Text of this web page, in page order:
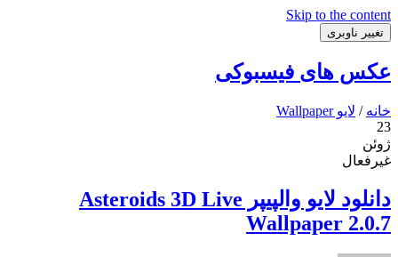
Skip to the content
تغییر ناوبری
عکس های فیسبوکی
خانه / لایو Wallpaper
23
ژوئن
غیرفعال
دانلود لایو والپیپر Asteroids 3D Live
Wallpaper 2.0.7